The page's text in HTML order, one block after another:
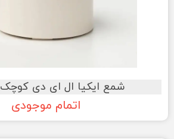
شمع ایکیا ال ای دی کوچک stopen
اتمام موجودی